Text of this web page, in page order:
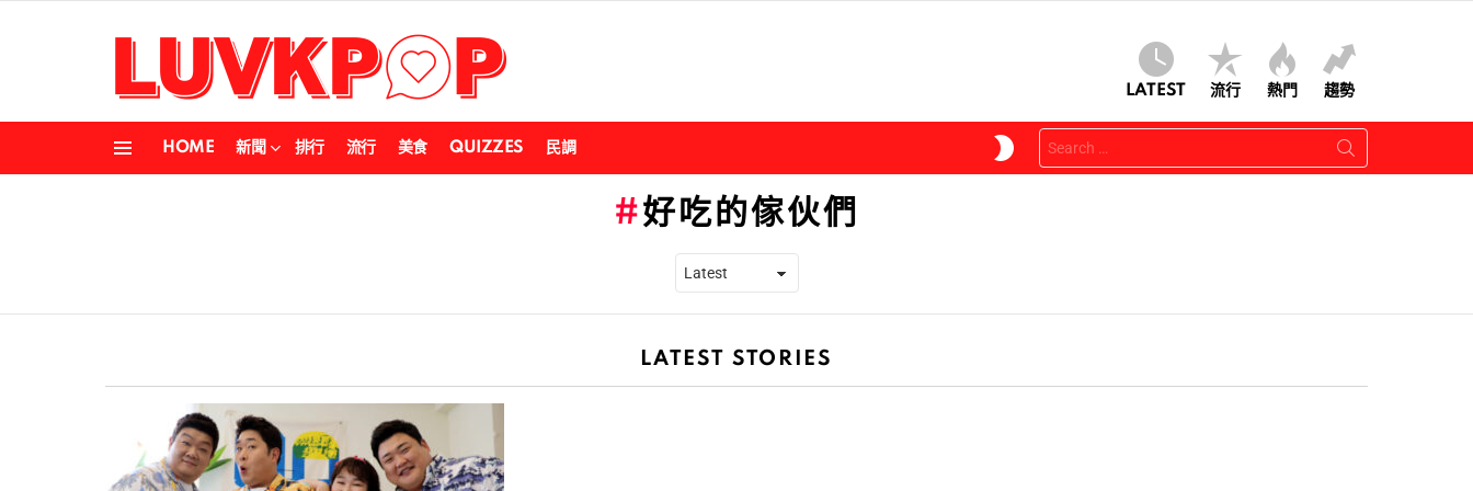
LATEST 流行 熱門 趨勢
HOME 新聞 排行 流行 美食 QUIZZES 民調
SKIN
Search
for:
好吃的傢伙們
LATEST STORIES